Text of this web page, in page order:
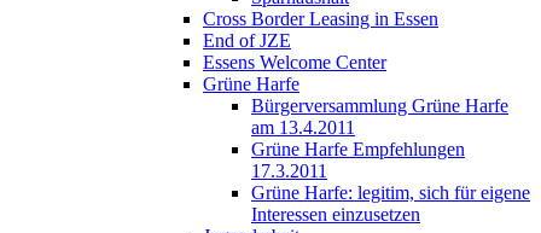
Cross Border Leasing in Essen
End of JZE
Essens Welcome Center
Grüne Harfe
Bürgerversammlung Grüne Harfe
am 13.4.2011
Grüne Harfe Empfehlungen
17.3.2011
Grüne Harfe: legitim, sich für eigene
Interessen einzusetzen